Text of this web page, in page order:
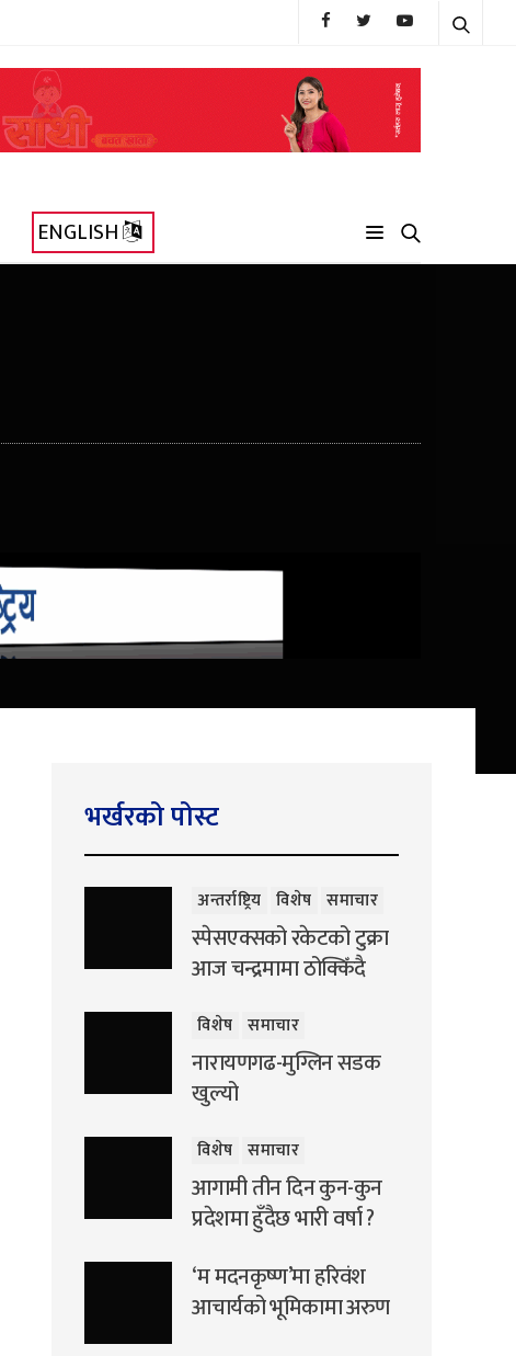
ENGLISH
भर्खरको पोस्ट
अन्तर्राष्ट्रिय विशेष समाचार
स्पेसएक्सको रकेटको टुक्रा
आज चन्द्रमामा ठोक्किँदै
विशेष समाचार
नारायणगढ-मुग्लिन सडक
खुल्यो
विशेष समाचार
आगामी तीन दिन कुन-कुन
प्रदेशमा हुँदैछ भारी वर्षा ?
‘म मदनकृष्ण’मा हरिवंश
आचार्यको भूमिकामा अरुण